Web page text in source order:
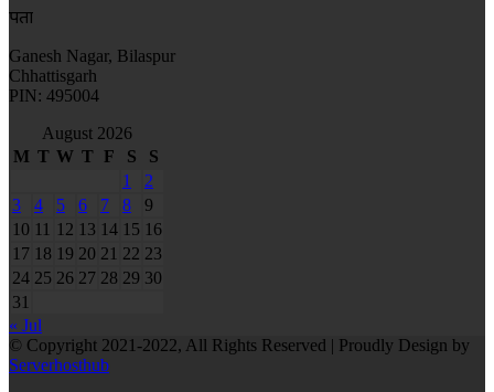
पता
Ganesh Nagar, Bilaspur
Chhattisgarh
PIN: 495004
August 2026
M T W T F S
S
1
2
3
4 5 6 7 8
9
10 11 12 13 14 15 16
17 18 19 20 21 22 23
24 25 26 27 28 29 30
31
« Jul
© Copyright 2021-2022, All Rights Reserved | Proudly Design by
Serverhosthub